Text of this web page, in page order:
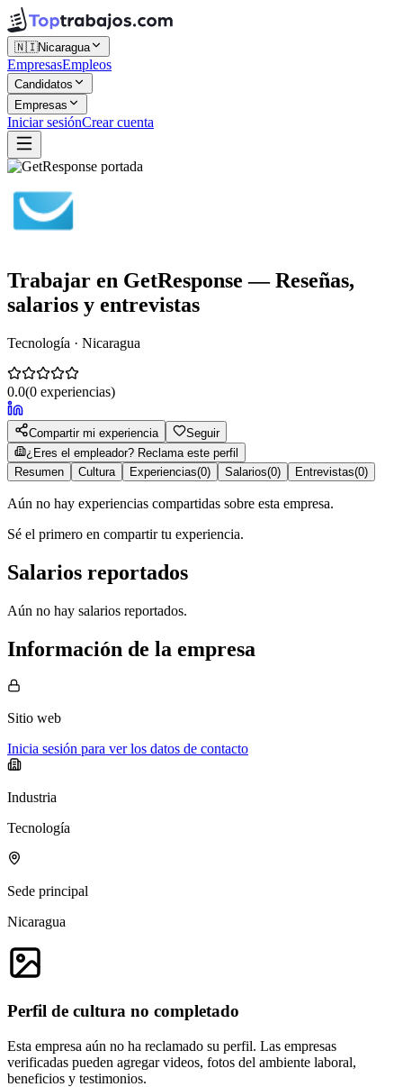
🇳🇮Nicaragua
EmpresasEmpleos
Candidatos
Empresas
Iniciar sesiónCrear cuenta
Trabajar en GetResponse — Reseñas,
salarios y entrevistas
Tecnología · Nicaragua
0.0(0 experiencias)
Compartir mi experiencia
Seguir
¿Eres el empleador? Reclama este perfil
Resumen
Cultura Experiencias(0) Salarios(0) Entrevistas(0)
Aún no hay experiencias compartidas sobre esta empresa.
Sé el primero en compartir tu experiencia.
Salarios reportados
Aún no hay salarios reportados.
Información de la empresa
Sitio web
Inicia sesión para ver los datos de contacto
Industria
Tecnología
Sede principal
Nicaragua
Perfil de cultura no completado
Esta empresa aún no ha reclamado su perfil. Las empresas
verificadas pueden agregar videos, fotos del ambiente laboral,
beneficios y testimonios.